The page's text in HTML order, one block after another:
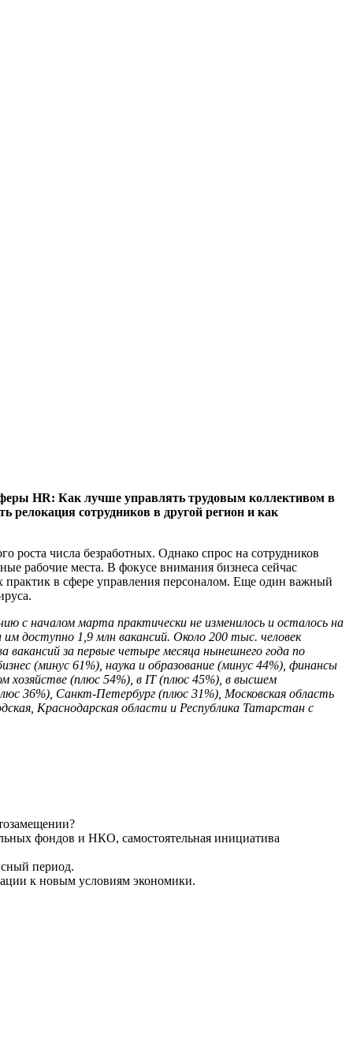
HR: Как лучше управлять трудовым коллективом в
релокация сотрудников в другой регион и как
роста числа безработных. Однако спрос на сотрудников
рабочие места. В фокусе внимания бизнеса сейчас
в сфере управления персоналом. Еще один важный
с началом марта практически не изменилось и осталось на
доступно 1,9 млн вакансий. Около 200 тыс. человек
за первые четыре месяца нынешнего года по
(минус 61%), наука и образование (минус 44%), финансы
хозяйстве (плюс 54%), в IT (плюс 45%), в высшем
36%), Санкт-Петербург (плюс 31%), Московская область
Краснодарская области и Республика Татарстан с
фондов и НКО, самостоятельная инициатива
период.
к новым условиям экономики.